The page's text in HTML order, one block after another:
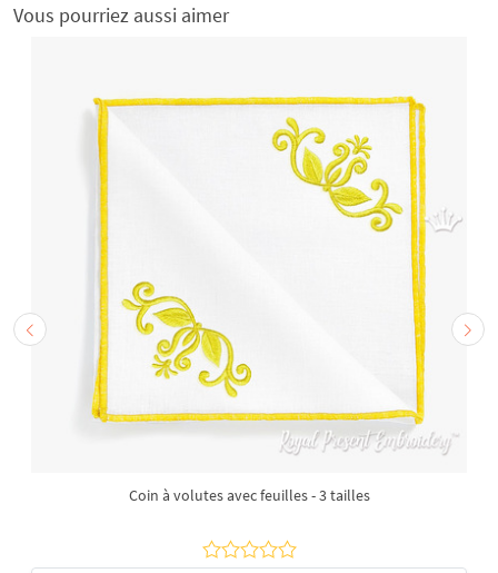
Vous pourriez aussi aimer
Coin à volutes avec feuilles - 3 tailles